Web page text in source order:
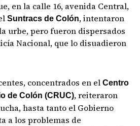
en la calle 16, avenida Central,
Suntracs de Colón, intentaron
urbe, pero fueron dispersados
Nacional, que lo disuadieron
concentrados en elCentro
de Colón (CRUC), reiteraron
hasta tanto el Gobierno
a los problemas de